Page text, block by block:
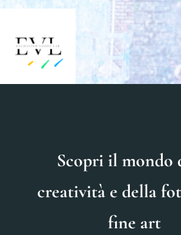
Scopri il mondo
creatività e della
fine art